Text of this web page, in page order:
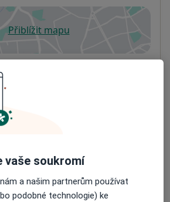
Přiblížit mapuse otevře v nové záložce
situaci udělat?
návštěvy)
přijímá pacienty na pojišťovnu
Víceo adrese
vaše soukromí
a našim partnerům používat
podobné technologie) ke